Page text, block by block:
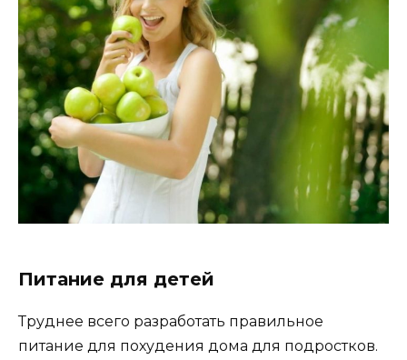
Питание для детей
Труднее всего разработать правильное
питание для похудения дома для подростков.